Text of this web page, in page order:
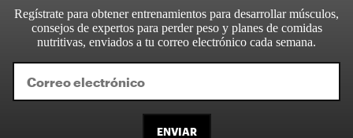
Regístrate para obtener entrenamientos para desarrollar músculos,
consejos de expertos para perder peso y planes de comidas
nutritivas, enviados a tu correo electrónico cada semana.
ENVIAR